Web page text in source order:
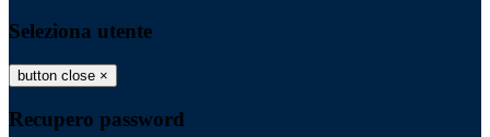
Seleziona utente
button close ×
Recupero password